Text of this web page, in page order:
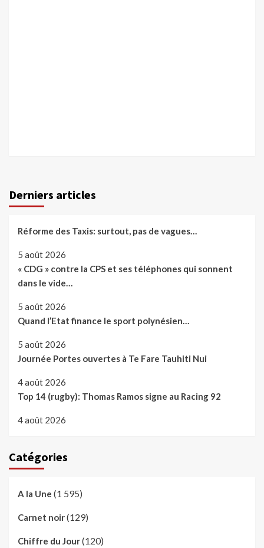
Derniers articles
Réforme des Taxis: surtout, pas de vagues…
5 août 2026
« CDG » contre la CPS et ses téléphones qui sonnent
dans le vide…
5 août 2026
Quand l’Etat finance le sport polynésien…
5 août 2026
Journée Portes ouvertes à Te Fare Tauhiti Nui
4 août 2026
Top 14 (rugby): Thomas Ramos signe au Racing 92
4 août 2026
Catégories
A la Une (1 595)
Carnet noir(129)
Chiffre du Jour(120)